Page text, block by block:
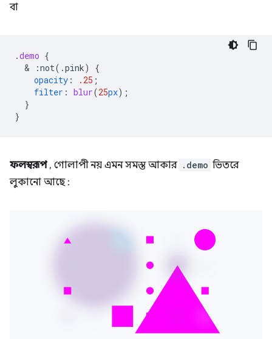
বা
.demo {
  &
:not(.pink)
{
opacity : .25 ;
filter : blur(25px);
}
}
ফলস্বরূপ, গোলাপী নয় এমন সমস্ত আকার .demo ভিতরে
লুকানো আছে :